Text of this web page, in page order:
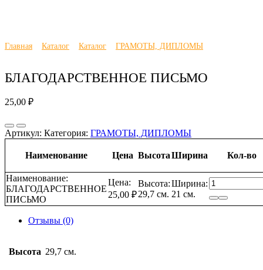
Главная Каталог Каталог ГРАМОТЫ, ДИПЛОМЫ
БЛАГОДАРСТВЕННОЕ ПИСЬМО
25,00 ₽
Артикул: Категория: ГРАМОТЫ, ДИПЛОМЫ
Наименование Цена ВысотаШирина Кол-во
Наименование:
БЛАГОДАРСТВЕННОЕ
ПИСЬМО
Цена:
25,00 ₽
Высота:
29,7 см.
Ширина:
21 см.
Количество
товара
Отзывы (0)
Высота 29,7 см.